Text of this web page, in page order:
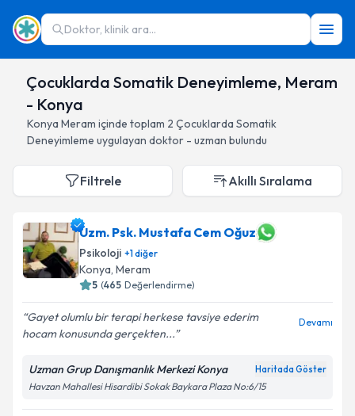
Doktor, klinik ara...
Çocuklarda Somatik Deneyimleme, Meram
- Konya
Konya Meram içinde toplam 2 Çocuklarda Somatik
Deneyimleme uygulayan doktor - uzman bulundu
Filtrele Akıllı Sıralama
Uzm. Psk. Mustafa Cem Oğuz
Psikoloji +1diğer
Konya, Meram
5 (465 Değerlendirme)
Gayet olumlu bir terapi herkese tavsiye ederim
hocam konusunda gerçekten...
Devamı
Uzman Grup Danışmanlık Merkezi Konya Haritada Göster
Havzan Mahallesi Hisardibi Sokak Baykara Plaza No:6/15